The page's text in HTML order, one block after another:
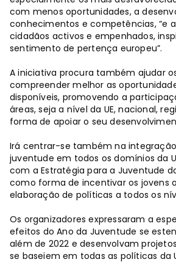
com menos oportunidades, a
conhecimentos e competências, “e
cidadãos activos e empenhados,
sentimento de pertença europeu”.
A iniciativa procura também ajudar
compreender melhor as
disponíveis, promovendo a
áreas, seja a nível da UE, nacional,
forma de apoiar o seu
Irá centrar-se também na
juventude em todos os domínios da
com a Estratégia para a Juventude da
como forma de incentivar os jovens
elaboração de políticas a todos os
Os organizadores expressaram a
efeitos do Ano da Juventude se
além de 2022 e desenvolvam
se baseiem em todas as políticas da